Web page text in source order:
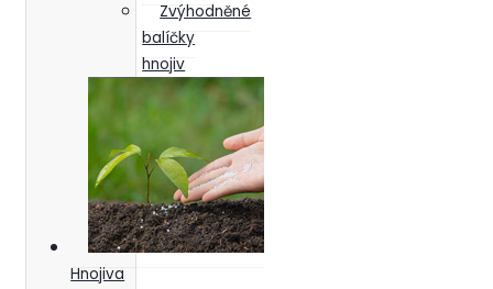
Zvýhodněné
balíčky
hnojiv
Hnojiva